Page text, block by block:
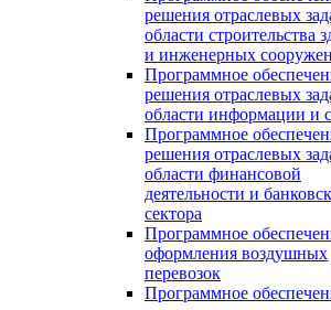
решения отраслевых
области строительства
и инженерных
Программное
решения отраслевых
области информации и
Программное
решения отраслевых
области финансовой
деятельности и
сектора
Программное
оформления воздушных
перевозок
Программное